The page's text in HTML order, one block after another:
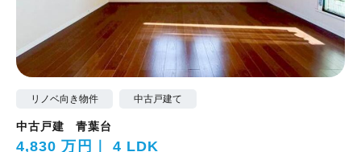
リノベ向き物件 中古戸建て
中古戸建 青葉台
4,830 万円 4 LDK